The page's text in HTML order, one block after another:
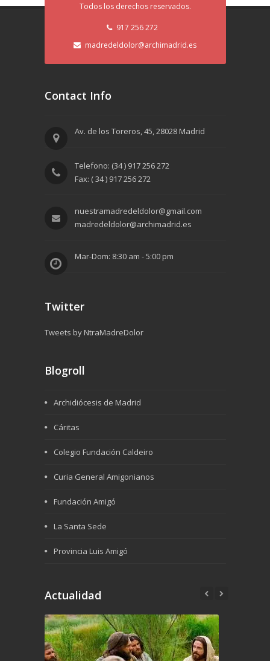
Todos los derechos reservados.
917 256 272
madredeldolor@archimadrid.es
Contact Info
Av. de los Toreros, 45, 28028 Madrid
Telefono: (34 ) 917 256 272
Fax: ( 34 ) 917 256 272
nuestramadredeldolor@gmail.com
madredeldolor@archimadrid.es
Mar-Dom: 8:30 am - 5:00 pm
Twitter
Tweets by NtraMadreDolor
Blogroll
Archidiócesis de Madrid
Cáritas
Colegio Fundación Caldeiro
Curia General Amigonianos
Fundación Amigó
La Santa Sede
Provincia Luis Amigó
Actualidad